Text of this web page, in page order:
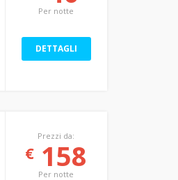
Per notte
DETTAGLI
Prezzi da:
€ 158
Per notte